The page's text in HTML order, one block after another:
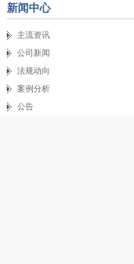
新闻中心
主流资讯
公司新闻
法规动向
案例分析
公告